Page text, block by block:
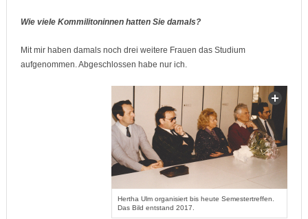
Wie viele Kommilitoninnen hatten Sie damals?
Mit mir haben damals noch drei weitere Frauen das Studium
aufgenommen. Abgeschlossen habe nur ich.
Hertha Ulm organisiert bis heute Semestertreffen.
Das Bild entstand 2017.